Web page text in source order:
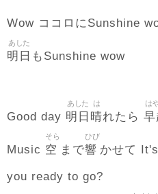
Wow ココロにSunshine
明日
あした
もSunshine wow
Good day 明日
あした
晴
は
れたら 早
は
Music 空
そら
まで響
ひび
かせて
you ready to go?